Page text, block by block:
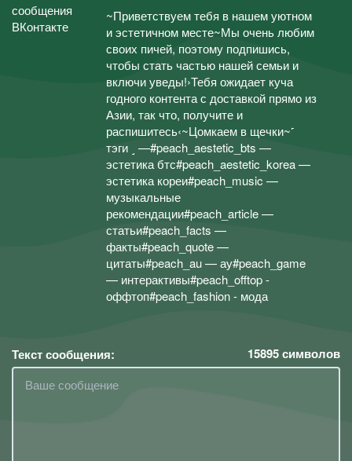
~Приветствуем тебя в нашем уютном
и эстетичном месте~Мы очень любим
своих пичей, поэтому подпишись,
чтобы стать частью нашей семьи и
включи уведы!›Тебя ожидает куча
годного контента с доставкой прямо из
Азии, так что, получите и
распишитесь‹~Цомкаем в щечки~˹
тэги ˼ —#peach_aestetic_bts —
эстетика бтс#peach_aestetic_korea —
эстетика кореи#peach_music —
музыкальные
рекомендации#peach_article —
статьи#peach_facts —
факты#peach_quote —
цитаты#peach_au — ау#peach_game
— интерактивы#peach_offtop -
оффтоп#peach_fashion - мода
Текст сообщения: 15895символов